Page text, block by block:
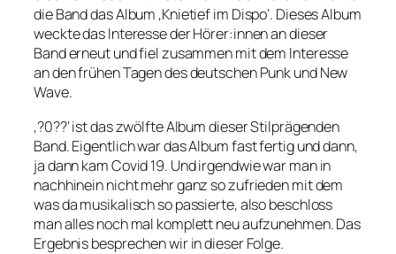
die Band das Album ‚Knietief im Dispo‘. Dieses Album
weckte das Interesse der Hörer:innen an dieser
Band erneut und fiel zusammen mit dem Interesse
an den frühen Tagen des deutschen Punk und New
Wave.
‚?0??‘ ist das zwölfte Album dieser Stilprägenden
Band. Eigentlich war das Album fast fertig und dann,
ja dann kam Covid 19. Und irgendwie war man in
nachhinein nicht mehr ganz so zufrieden mit dem
was da musikalisch so passierte, also beschloss
man alles noch mal komplett neu aufzunehmen. Das
Ergebnis besprechen wir in dieser Folge.